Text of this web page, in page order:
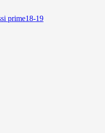
prime18-19